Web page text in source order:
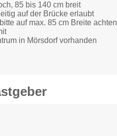
85 bis 140 cm breit
auf der Brücke erlaubt
auf max. 85 cm Breite achten
in Mörsdorf vorhanden